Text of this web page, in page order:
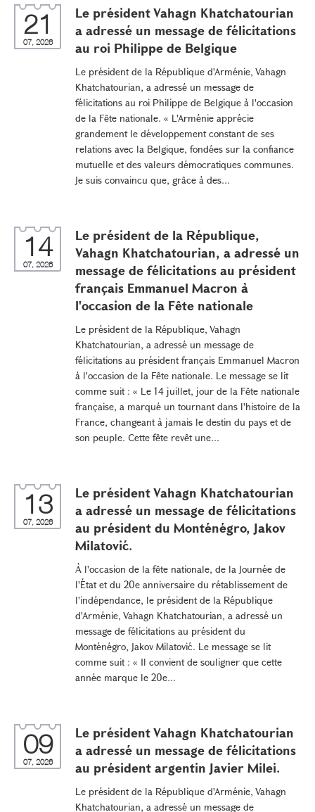
21
07, 2026
Le président Vahagn Khatchatourian
a adressé un message de félicitations
au roi Philippe de Belgique
Le président de la République d'Arménie, Vahagn
Khatchatourian, a adressé un message de
félicitations au roi Philippe de Belgique à l'occasion
de la Fête nationale. « L'Arménie apprécie
grandement le développement constant de ses
relations avec la Belgique, fondées sur la confiance
mutuelle et des valeurs démocratiques communes.
Je suis convaincu que, grâce à des...
14
07, 2026
Le président de la République,
Vahagn Khatchatourian, a adressé un
message de félicitations au président
français Emmanuel Macron à
l'occasion de la Fête nationale
Le président de la République, Vahagn
Khatchatourian, a adressé un message de
félicitations au président français Emmanuel Macron
à l'occasion de la Fête nationale. Le message se lit
comme suit : « Le 14 juillet, jour de la Fête nationale
française, a marqué un tournant dans l'histoire de la
France, changeant à jamais le destin du pays et de
son peuple. Cette fête revêt une...
13
07, 2026
Le président Vahagn Khatchatourian
a adressé un message de félicitations
au président du Monténégro, Jakov
Milatović.
À l'occasion de la fête nationale, de la Journée de
l'État et du 20e anniversaire du rétablissement de
l'indépendance, le président de la République
d'Arménie, Vahagn Khatchatourian, a adressé un
message de félicitations au président du
Monténégro, Jakov Milatović. Le message se lit
comme suit : « Il convient de souligner que cette
année marque le 20e...
09
07, 2026
Le président Vahagn Khatchatourian
a adressé un message de félicitations
au président argentin Javier Milei.
Le président de la République d'Arménie, Vahagn
Khatchatourian, a adressé un message de